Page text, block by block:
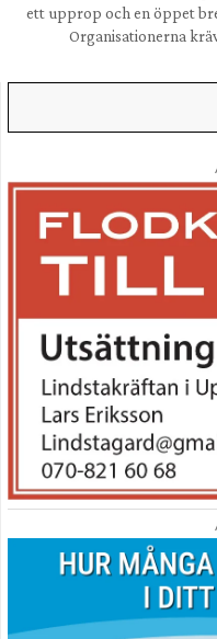
ett upprop och en öppet
Organisationerna